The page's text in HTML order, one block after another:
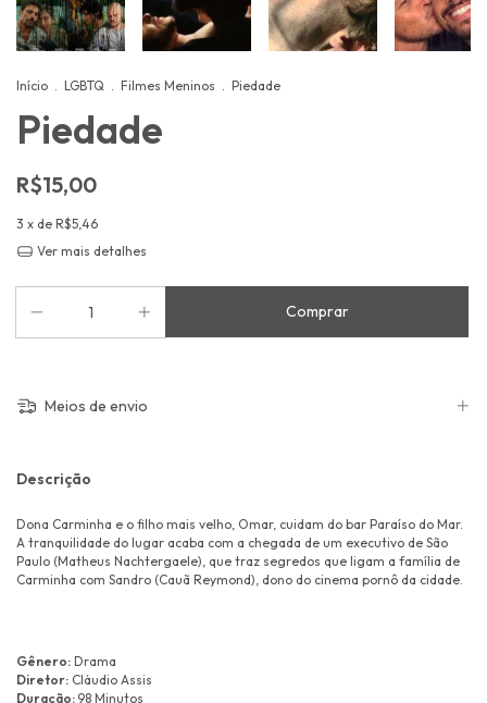
Início . LGBTQ . Filmes Meninos . Piedade
Piedade
R$15,00
3 x de R$5,46
Ver mais detalhes
Meios de envio
Descrição
Dona Carminha e o filho mais velho, Omar, cuidam do bar Paraíso do Mar.
A tranquilidade do lugar acaba com a chegada de um executivo de São
Paulo (Matheus Nachtergaele), que traz segredos que ligam a família de
Carminha com Sandro (Cauã Reymond), dono do cinema pornô da cidade.
Gênero: Drama
Diretor: Cláudio Assis
Duração: 98 Minutos